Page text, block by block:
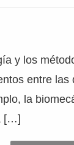
y los
entre las
la
[…]